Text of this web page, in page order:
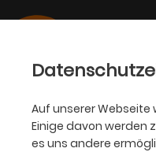
Auf unserer Webseite
Einige davon werden
es uns andere
22.09.2023